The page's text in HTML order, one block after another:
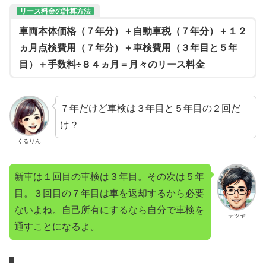
リース料金の計算方法
車両本体価格（７年分）＋自動車税（７年分）＋１２
ヵ月点検費用（７年分）＋車検費用（３年目と５年
目）＋手数料÷８４ヵ月＝月々のリース料金
くるりん
７年だけど車検は３年目と５年目の２回だ
け？
テツヤ
新車は１回目の車検は３年目。その次は５年
目。３回目の７年目は車を返却するから必要
ないよね。自己所有にするなら自分で車検を
通すことになるよ。